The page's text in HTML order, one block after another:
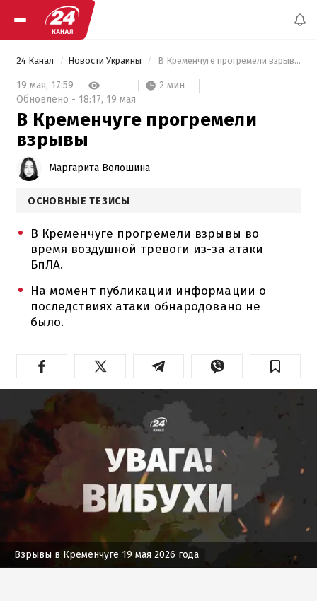
24 Канал Новости Украины В Кременчуге прогремели взрывы
19 мая, 17:59
2 мин
Обновлено - 18:17, 19 мая
В Кременчуге прогремели
взрывы
Маргарита Волошина
ОСНОВНЫЕ ТЕЗИСЫ
В Кременчуге прогремели взрывы во
время воздушной тревоги из-за атаки
БпЛА.
На момент публикации информации о
последствиях атаки обнародовано не
было.
Взрывы в Кременчуге 19 мая 2026 года